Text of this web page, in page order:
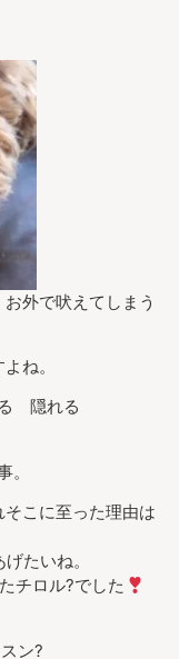
外で吠えてしまう
ね。
隠れる
。
こに至った理由は
たいね。
チロル?でした
ン?